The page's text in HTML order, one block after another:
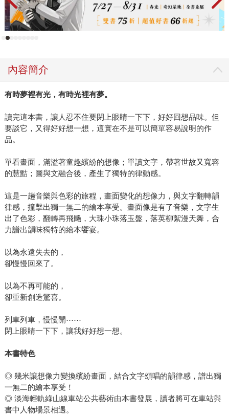
內容簡介
有時夢裡有光，有時光裡有夢。
讀完這本書，讓人忍不住要閉上眼睛一下下，好好回想品味。但
要談它，又得好好想一想，這實在不是可以簡單容易說明的作
品。
單看畫面，滿溢著童趣繽紛的想像；單讀文字，帶著世故又寬容
的慧黠；圖與文融合後，產生了獨特的律動感。
這是一趟音樂與色彩的旅程，畫面變化的想像力，與文字翻轉韻
律感，撞擊出獨一無二的繪本享受。畫面像是有了音樂，文字生
出了色彩，翻轉再飛颺，大珠小珠落玉盤，落英柳絮漫天舞，合
力譜出韻味獨特的繪本饗宴。
以為永遠失去的，
卻慢慢回來了。
以為不再可能的，
卻重新創造驚喜。
列車列車，慢慢開⋯⋯
閉上眼睛一下下，讓我好好想一想。
本書特色
◎ 幾米讓想像力變換繽紛畫面，結合文字頌唱的韻律感，譜出獨
一無二的繪本享受！
◎ 淡海輕軌綠山線車站公共藝術由本書發展，讀者將可在車站與
書中人物場景相遇。